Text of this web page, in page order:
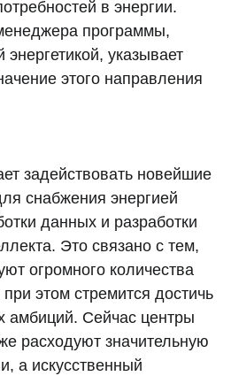
в энергии.
программы,
указывает
этого направления
задействовать новейшие
снабжения энергией
данных и разработки
Это связано с тем,
огромного количества
этом стремится достичь
амбиций. Сейчас центры
расходуют значительную
а искусственный